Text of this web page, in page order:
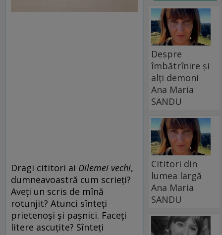
Dragi cititori ai Dilemei vechi,
dumneavoastră cum scrieți?
Aveți un scris de mînă
rotunjit? Atunci sînteți
prietenoși și pașnici. Faceți
litere ascuțite? Sînteți
Despre
îmbătrînire și
alți demoni
Ana Maria
SANDU
Cititori din
lumea largă
Ana Maria
SANDU